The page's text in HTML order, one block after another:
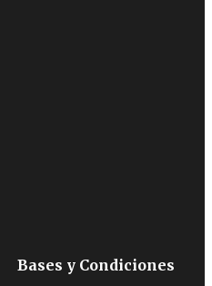
Bases y Condiciones